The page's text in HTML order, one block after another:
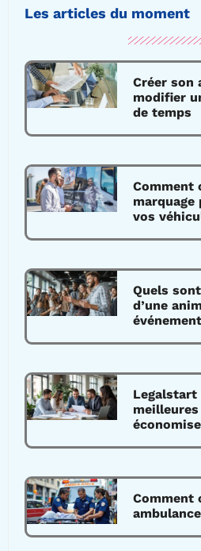
Les articles du moment
Créer son
modifier
de temps
Comment
vos
Quels
d’une
Legalstart
Comment